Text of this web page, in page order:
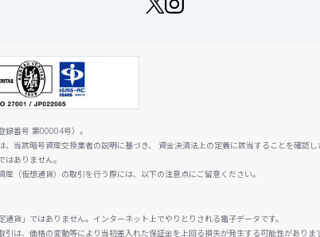
番号 第00004号）。
当該暗号資産交換業者の説明に基づき、 資金決済法上の定義に該当することを確認し
ありません。
（仮想通貨）の取引を行う際には、以下の注意点にご留意ください。
貨」ではありません。インターネット上でやりとりされる電子データです。
は、価格の変動等により当初差入れた保証金を上回る損失が発生する可能性があり